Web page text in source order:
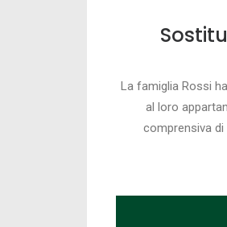
La famiglia Rossi
al loro
comprensiva di